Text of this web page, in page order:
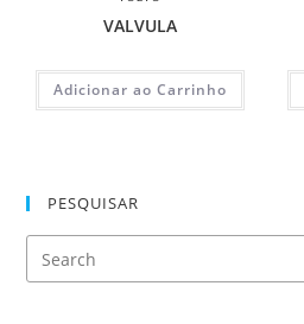
VALVULA
Adicionar ao Carrinho
PESQUISAR